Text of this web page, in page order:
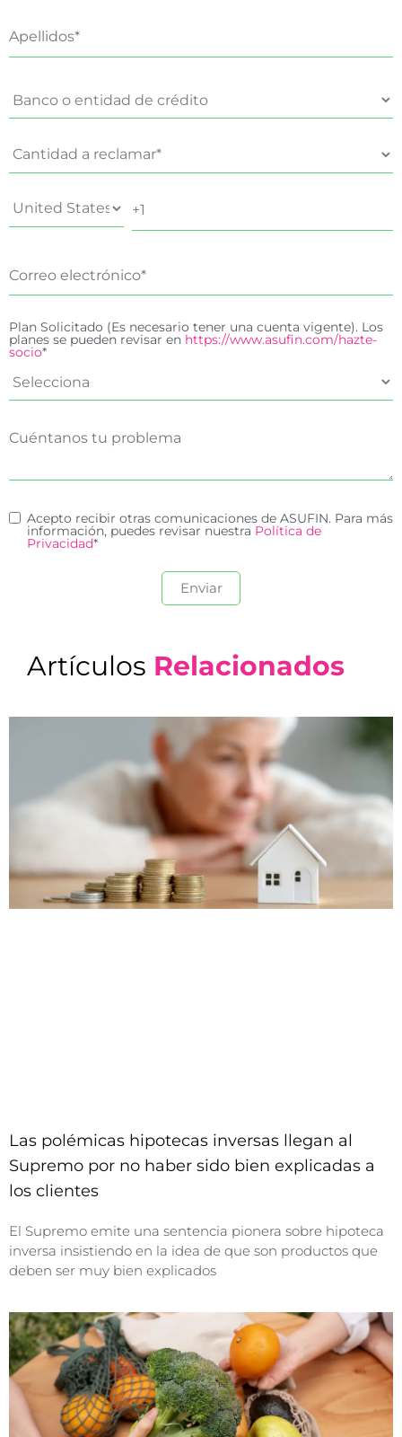
Plan Solicitado (Es necesario tener una cuenta vigente). Los
planes se pueden revisar en https://www.asufin.com/hazte-
socio*
Acepto recibir otras comunicaciones de ASUFIN. Para más
información, puedes revisar nuestra Política de
Privacidad*
Artículos Relacionados
Las polémicas hipotecas inversas llegan al
Supremo por no haber sido bien explicadas a
los clientes
El Supremo emite una sentencia pionera sobre hipoteca
inversa insistiendo en la idea de que son productos que
deben ser muy bien explicados